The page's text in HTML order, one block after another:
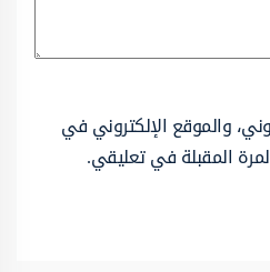
والموقع الإلكتروني في
المقبلة في تعليقي.